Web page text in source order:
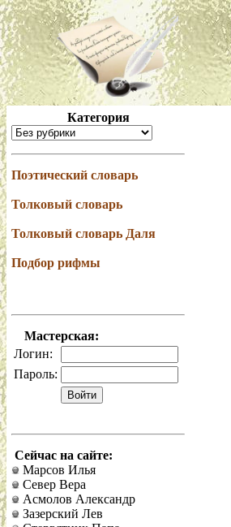
Категория
Поэтический словарь
Толковый словарь
Толковый словарь Даля
Подбор рифмы
Мастерская:
Логин:
Пароль:
Сейчас на сайте:
Марсов Илья
Север Вера
Асмолов Александр
Зазерский Лев